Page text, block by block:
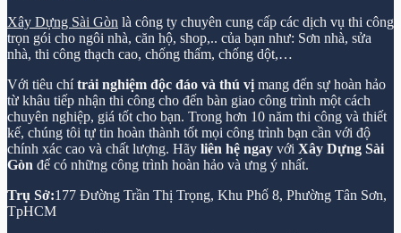
Xây Dựng Sài Gòn là công ty chuyên cung cấp các dịch vụ thi công
trọn gói cho ngôi nhà, căn hộ, shop,.. của bạn như: Sơn nhà, sửa
nhà, thi công thạch cao, chống thấm, chống dột,…
Với tiêu chítrải nghiệm độc đáo và thú vị mang đến sự hoàn hảo
từ khâu tiếp nhận thi công cho đến bàn giao công trình một cách
chuyên nghiệp, giá tốt cho bạn. Trong hơn 10 năm thi công và thiết
kế, chúng tôi tự tin hoàn thành tốt mọi công trình bạn cần với độ
chính xác cao và chất lượng. Hãy liên hệ ngay với Xây Dựng Sài
Gòn để có những công trình hoàn hảo và ưng ý nhất.
Trụ Sở:177 Đường Trần Thị Trọng, Khu Phố 8, Phường Tân Sơn,
TpHCM